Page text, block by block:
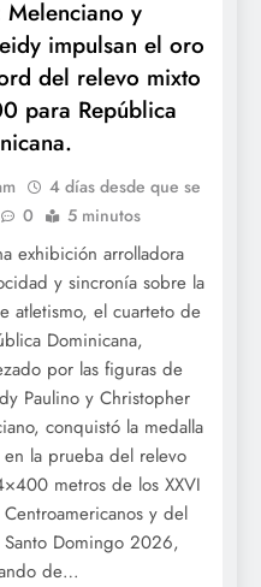
Melenciano y
impulsan el oro
del relevo mixto
para República
4 días desde que se
0 5 minutos
exhibición arrolladora
y sincronía sobre la
atletismo, el cuarteto de
Dominicana,
por las figuras de
Paulino y Christopher
conquistó la medalla
la prueba del relevo
metros de los XXVI
Centroamericanos y del
Domingo 2026,
de…